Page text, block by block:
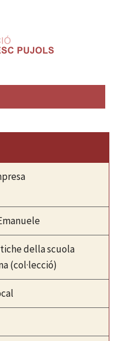
della scuola
(col·lecció)